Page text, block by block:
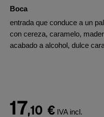
Boca
entrada que conduce a un paladar de cuerpo mediano y seco
con cereza, caramelo, madera quemada. Finaliza con
acabado a alcohol, dulce
17,10 € IVA incl.